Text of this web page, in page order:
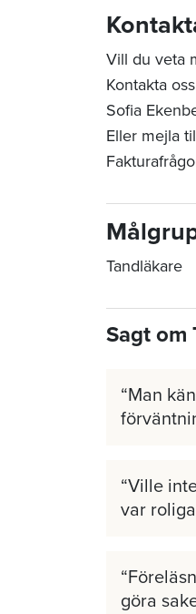
Vill du veta
Kontakta
Sofia
Eller mejla
Tandläkare
Sagt om
Man
Ville
var
göra